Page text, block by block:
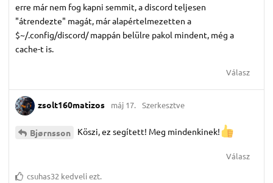
erre már nem fog kapni semmit, a discord teljesen
"átrendezte" magát, már alapértelmezetten a
$~/.config/discord/ mappán belülre pakol mindent, még a
cache-t is.
Válasz
zsolt160matizos máj 17. Szerkesztve
Bjørnsson Köszi, ez segített! Meg mindenkinek!
Válasz
csuhas32 kedveli ezt.